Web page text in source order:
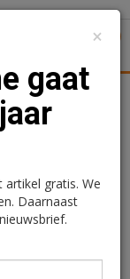
gaat
×
gaat
artikel gratis. We
Daarnaast